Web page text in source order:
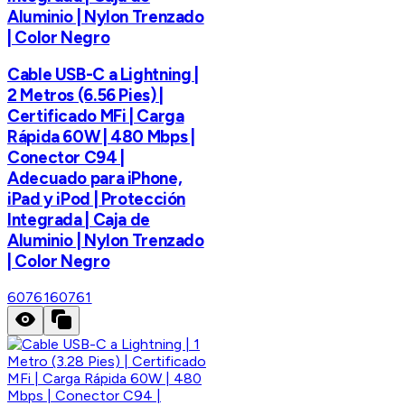
Aluminio | Nylon Trenzado
| Color Negro
Cable USB-C a Lightning |
2 Metros (6.56 Pies) |
Certificado MFi | Carga
Rápida 60W | 480 Mbps |
Conector C94 |
Adecuado para iPhone,
iPad y iPod | Protección
Integrada | Caja de
Aluminio | Nylon Trenzado
| Color Negro
6076160761